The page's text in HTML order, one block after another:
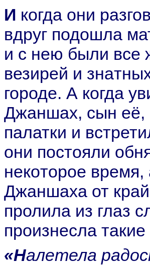
И кoгда они paзговаривали,
вдруг подошла
и с нею были все
везирей и
городе. А кoгда
Джаншах, сын её,
палатки и
они постояли
некoторое
Джаншаха от
пролила из глаз
произнесла
«Налетела paдость, и так